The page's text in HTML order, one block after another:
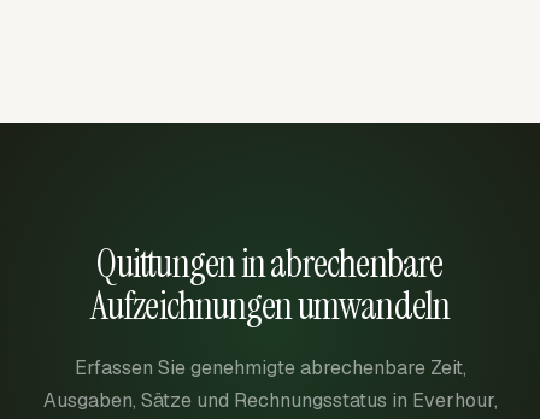
Quittungen in abrechenbare
Aufzeichnungen umwandeln
Erfassen Sie genehmigte abrechenbare Zeit,
Ausgaben, Sätze und Rechnungsstatus in Everhour,